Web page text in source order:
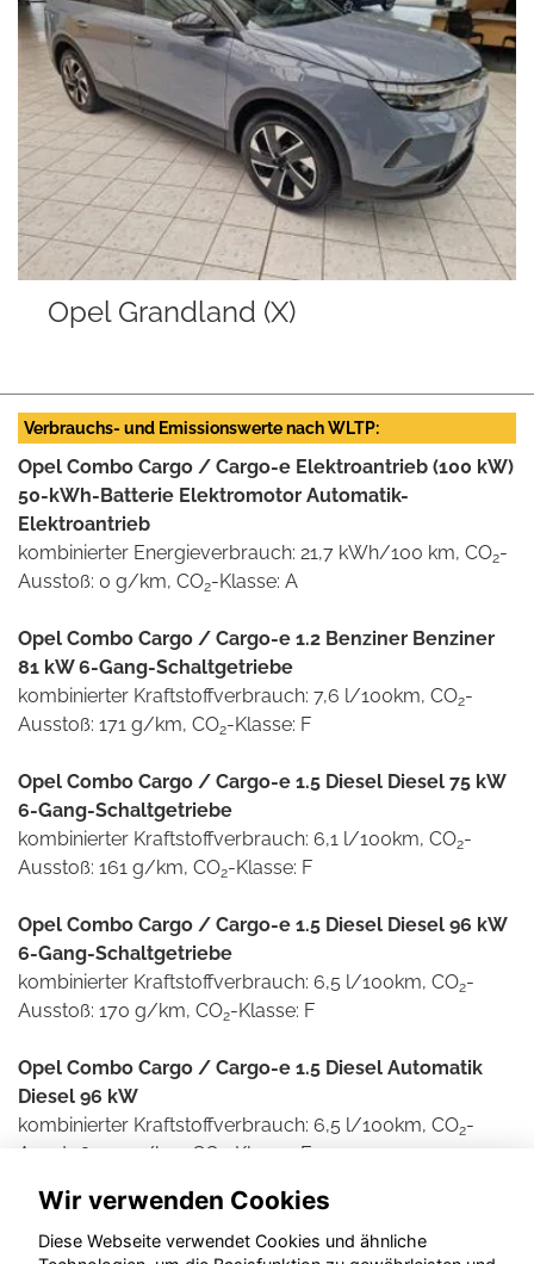
Opel Grandland (X)
Verbrauchs- und Emissionswerte nach WLTP:
Opel Combo Cargo / Cargo-e Elektroantrieb (100 kW)
50-kWh-Batterie Elektromotor Automatik-
Elektroantrieb
kombinierter Energieverbrauch: 21,7 kWh/100 km, CO2-
Ausstoß: 0 g/km, CO2-Klasse: A
Opel Combo Cargo / Cargo-e 1.2 Benziner Benziner
81 kW 6-Gang-Schaltgetriebe
kombinierter Kraftstoffverbrauch: 7,6 l/100km, CO2-
Ausstoß: 171 g/km, CO2-Klasse: F
Opel Combo Cargo / Cargo-e 1.5 Diesel Diesel 75 kW
6-Gang-Schaltgetriebe
kombinierter Kraftstoffverbrauch: 6,1 l/100km, CO2-
Ausstoß: 161 g/km, CO2-Klasse: F
Opel Combo Cargo / Cargo-e 1.5 Diesel Diesel 96 kW
6-Gang-Schaltgetriebe
kombinierter Kraftstoffverbrauch: 6,5 l/100km, CO2-
Ausstoß: 170 g/km, CO2-Klasse: F
Opel Combo Cargo / Cargo-e 1.5 Diesel Automatik
Diesel 96 kW
kombinierter Kraftstoffverbrauch: 6,5 l/100km, CO2-
Ausstoß: 171 g/km, CO
-Klasse: F
Weitere Informationen zum offiziellen Kraftstoff- und
Stromverbrauch und den offiziellen spezifischen CO2-
Wir verwenden Cookies
Diese Webseite verwendet Cookies und ähnliche